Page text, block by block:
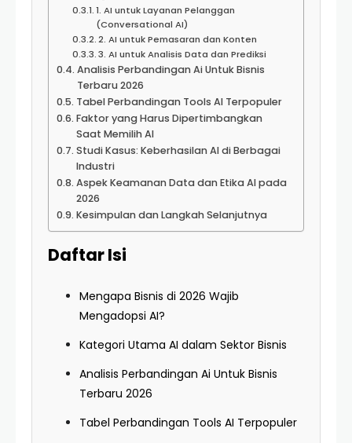
1. AI untuk Layanan Pelanggan
(Conversational AI)
2. AI untuk Pemasaran dan Konten
3. AI untuk Analisis Data dan Prediksi
Analisis Perbandingan Ai Untuk Bisnis
Terbaru 2026
Tabel Perbandingan Tools AI Terpopuler
Faktor yang Harus Dipertimbangkan
Saat Memilih AI
Studi Kasus: Keberhasilan AI di Berbagai
Industri
Aspek Keamanan Data dan Etika AI pada
2026
Kesimpulan dan Langkah Selanjutnya
Daftar Isi
Mengapa Bisnis di 2026 Wajib
Mengadopsi AI?
Kategori Utama AI dalam Sektor Bisnis
Analisis Perbandingan Ai Untuk Bisnis
Terbaru 2026
Tabel Perbandingan Tools AI Terpopuler